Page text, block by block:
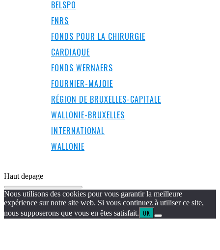
BELSPO
FNRS
FONDS POUR LA CHIRURGIE
CARDIAQUE
FONDS WERNAERS
FOURNIER-MAJOIE
RÉGION DE BRUXELLES-CAPITALE
WALLONIE-BRUXELLES
INTERNATIONAL
WALLONIE
Haut depage
Nous utilisons des cookies pour vous garantir la meilleure
expérience sur notre site web. Si vous continuez à utiliser ce site,
nous supposerons que vous en êtes satisfait. OK